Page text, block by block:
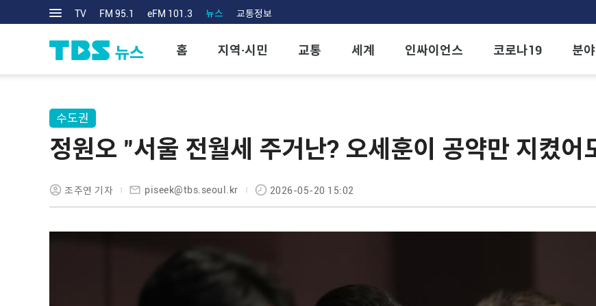
TV FM 95.1 eFM 101.3 뉴스 교통정보
홈 지역·시민 교통 세계 인싸이언스 코로나19 분
수도권
정원오 "서울 전월세 주거난? 오세훈이 공약만 지켰어
조주연 기자 piseek@tbs.seoul.kr 2026-05-20 15:02